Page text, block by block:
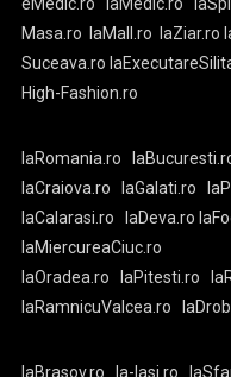
Masa.ro
laMall.ro laZiar.ro
Suceava.ro
High-Fashion.ro
laRomania.ro
laCraiova.ro
laGalati.ro
laCalarasi.ro
laDeva.ro
laMiercureaCiuc.ro
laOradea.ro
laPitesti.ro
laRamnicuValcea.ro
laBrasov.ro la-Iasi.ro